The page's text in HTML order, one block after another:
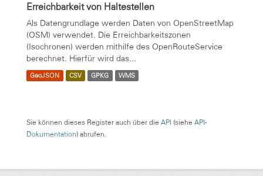
Erreichbarkeit von Haltestellen
Als Datengrundlage werden Daten von OpenStreetMap
(OSM) verwendet. Die Erreichbarkeitszonen
(Isochronen) werden mithilfe des OpenRouteService
berechnet. Hierfür wird das...
GeoJSON CSV GPKG WMS
Sie können dieses Register auch über die API (siehe API-
Dokumentation) abrufen.